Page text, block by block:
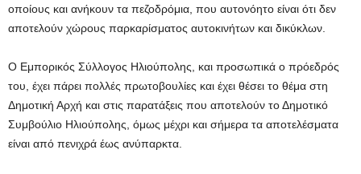
οποίους και ανήκουν τα πεζοδρόμια, που αυτονόητο είναι ότι δεν
αποτελούν χώρους παρκαρίσματος αυτοκινήτων και δικύκλων.
Ο Εμπορικός Σύλλογος Ηλιούπολης, και προσωπικά ο πρόεδρός
του, έχει πάρει πολλές πρωτοβουλίες και έχει θέσει το θέμα στη
Δημοτική Αρχή και στις παρατάξεις που αποτελούν το Δημοτικό
Συμβούλιο Ηλιούπολης, όμως μέχρι και σήμερα τα αποτελέσματα
είναι από πενιχρά έως ανύπαρκτα.